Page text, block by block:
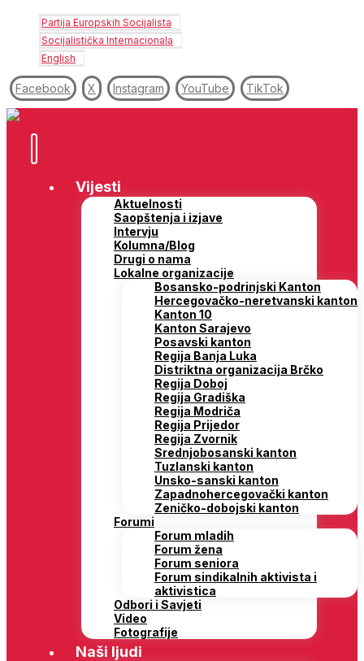
Partija Europskih Socijalista
Socijalistička Internacionala
English
Facebook X Instagram YouTube TikTok
Vijesti
Aktuelnosti
Saopštenja i izjave
Intervju
Kolumna/Blog
Drugi o nama
Lokalne organizacije
Bosansko-podrinjski Kanton
Hercegovačko-neretvanski kanton
Kanton 10
Kanton Sarajevo
Posavski kanton
Regija Banja Luka
Distriktna organizacija Brčko
Regija Doboj
Regija Gradiška
Regija Modriča
Regija Prijedor
Regija Zvornik
Srednjobosanski kanton
Tuzlanski kanton
Unsko-sanski kanton
Zapadnohercegovački kanton
Zeničko-dobojski kanton
Forumi
Forum mladih
Forum žena
Forum seniora
Forum sindikalnih aktivista i
aktivistica
Odbori i Savjeti
Video
Fotografije
Naši ljudi